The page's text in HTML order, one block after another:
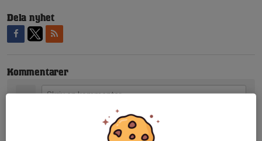
Dela nyhet
Kommentarer